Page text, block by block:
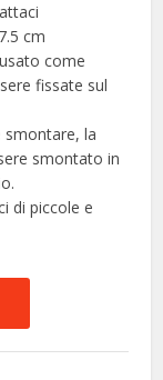
cm
come
fissate sul
smontare, la
smontato in
di piccole e